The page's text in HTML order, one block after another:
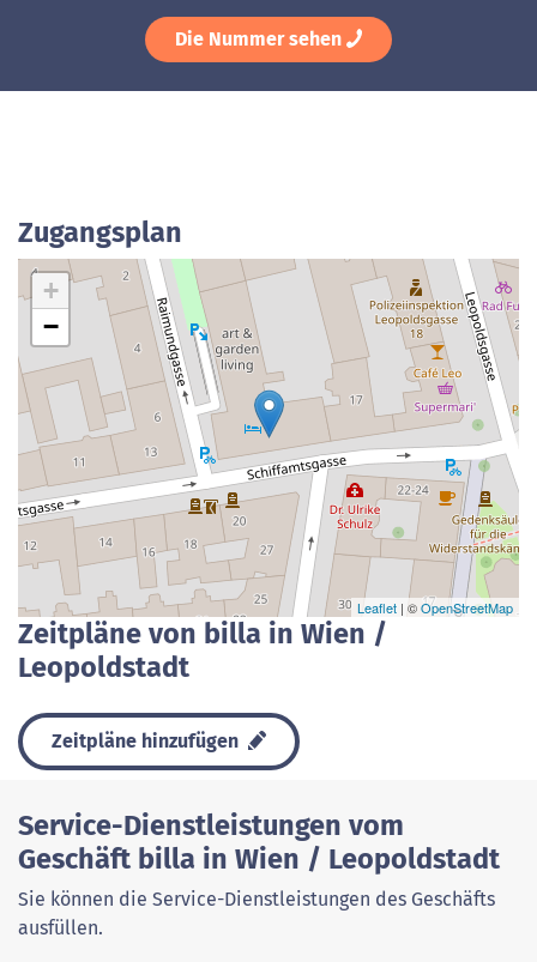
Die Nummer sehen
Zugangsplan
+
−
Leaflet | ©OpenStreetMap
Zeitpläne von billa in Wien /
Leopoldstadt
Zeitpläne hinzufügen
Service-Dienstleistungen vom
Geschäft billa in Wien / Leopoldstadt
Sie können die Service-Dienstleistungen des Geschäfts
ausfüllen.